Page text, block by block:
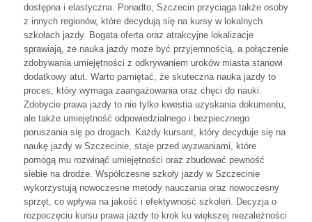
dostępna i elastyczna. Ponadto, Szczecin przyciąga także osoby
z innych regionów, które decydują się na kursy w lokalnych
szkołach jazdy. Bogata oferta oraz atrakcyjne lokalizacje
sprawiają, że nauka jazdy może być przyjemnością, a połączenie
zdobywania umiejętności z odkrywaniem uroków miasta stanowi
dodatkowy atut. Warto pamiętać, że skuteczna nauka jazdy to
proces, który wymaga zaangażowania oraz chęci do nauki.
Zdobycie prawa jazdy to nie tylko kwestia uzyskania dokumentu,
ale także umiejętność odpowiedzialnego i bezpiecznego
poruszania się po drogach. Każdy kursant, który decyduje się na
naukę jazdy w Szczecinie, staje przed wyzwaniami, które
pomogą mu rozwinąć umiejętności oraz zbudować pewność
siebie na drodze. Współczesne szkoły jazdy w Szczecinie
wykorzystują nowoczesne metody nauczania oraz nowoczesny
sprzęt, co wpływa na jakość i efektywność szkoleń. Decyzja o
rozpoczęciu kursu prawa jazdy to krok ku większej niezależności